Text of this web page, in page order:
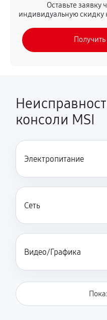
Оставьте заявку
индивидуальную скидку
консоли MSI
Электропитание
Сеть
Видео/Графика